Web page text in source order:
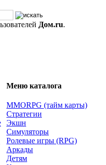
Дом.ru.
Меню каталога
MMORPG (тайм карты)
Стратегии
Экшн
Симуляторы
Ролевые игры (RPG)
Аркады
Детям